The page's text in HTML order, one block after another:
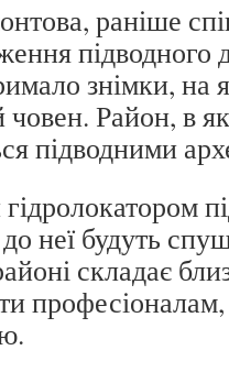
раніше
підводного
знімки, на
човен. Район, в
підводними
неї будуть
складає
професіоналам,